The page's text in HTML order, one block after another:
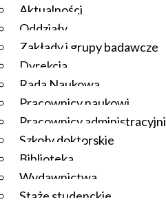
Aktualności
Oddziały
Zakłady i grupy badawcze
Dyrekcja
Rada Naukowa
Pracownicy naukowi
Pracownicy administracyjni
Szkoły doktorskie
Biblioteka
Wydawnictwa
Staże studenckie